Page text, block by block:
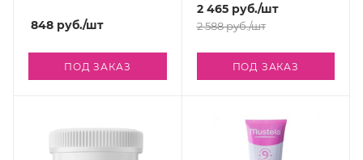
848 руб./шт
ПОД ЗАКАЗ
2 465руб./шт
2 588руб./шт
ПОД ЗАКАЗ